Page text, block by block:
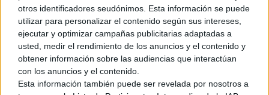
otros identificadores seudónimos. Esta información se puede
utilizar para personalizar el contenido según sus intereses,
ejecutar y optimizar campañas publicitarias adaptadas a
usted, medir el rendimiento de los anuncios y el contenido y
obtener información sobre las audiencias que interactúan
con los anuncios y el contenido.
Esta información también puede ser revelada por nosotros a
tráilerydos packs de la consola con los juegos. ¿Habrá un
nuevo anuncio? El que si que estará seguramente sea
Super
Smash Bros. Ultimate, juego que se saltó la actualización
diaria el día que se iba a emitir originalmente el Direct. ¿Sería
por que se iba a anunciar un nuevo personaje?